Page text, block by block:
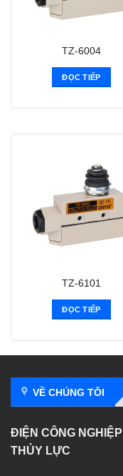
TZ-6004
ĐỌC TIẾP
TZ-6101
ĐỌC TIẾP
VỀ CHÚNG TÔI
ĐIỆN CÔNG
THỦY LỰC